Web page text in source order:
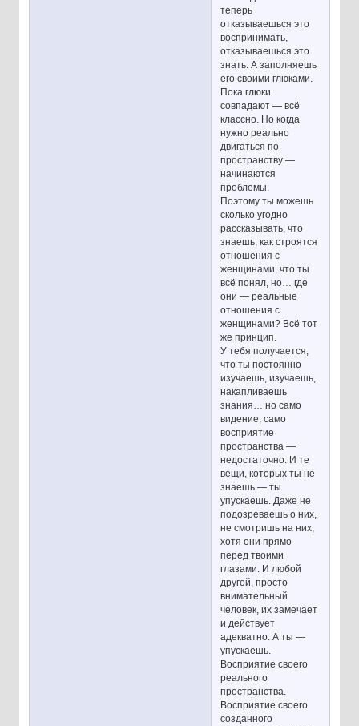
теперь
отказываешься это
воспринимать,
отказываешься это
знать. А заполняешь
его своими глюками.
Пока глюки
совпадают — всё
классно. Но когда
нужно реально
двигаться по
пространству —
начинаются
проблемы.
Поэтому ты можешь
сколько угодно
рассказывать, что
знаешь, как строятся
отношения с
женщинами, что ты
всё понял, но… где
они — реальные
отношения с
женщинами? Всё тот
же принцип.
У тебя получается,
что ты постоянно
изучаешь, изучаешь,
накапливаешь
знания… но само
видение, само
восприятие
пространства —
недостаточно. И те
вещи, которых ты не
знаешь — ты
упускаешь. Даже не
подозреваешь о них,
не смотришь на них,
хотя они прямо
перед твоими
глазами. И любой
другой, просто
внимательный
человек, их замечает
и действует
адекватно. А ты —
упускаешь.
Восприятие своего
реального
пространства.
Восприятие своего
созданного